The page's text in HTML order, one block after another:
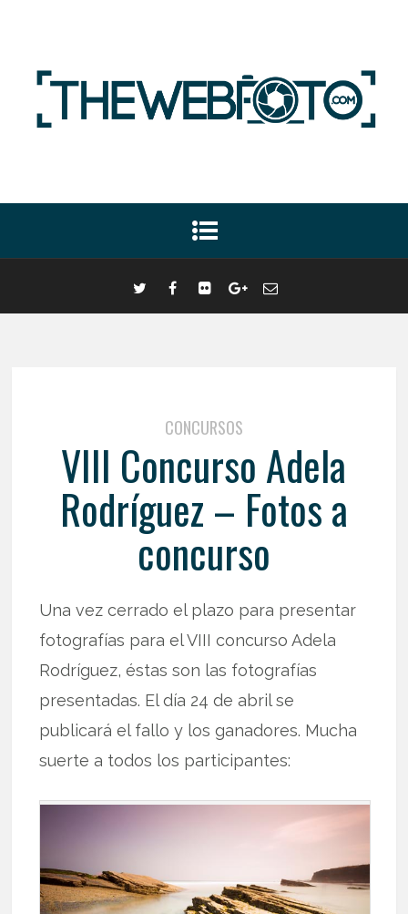
CONCURSOS
VIII Concurso Adela
Rodríguez – Fotos a
concurso
Una vez cerrado el plazo para presentar
fotografías para el VIII concurso Adela
Rodríguez, éstas son las fotografías
presentadas. El día 24 de abril se
publicará el fallo y los ganadores. Mucha
suerte a todos los participantes: